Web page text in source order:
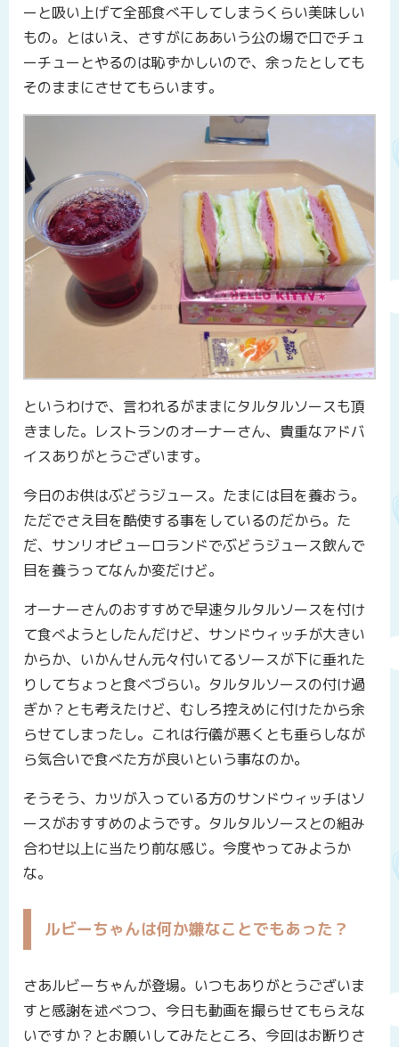
ーと吸い上げて全部食べ干してしまうくらい美味しい
もの。とはいえ、さすがにああいう公の場で口でチュ
ーチューとやるのは恥ずかしいので、余ったとしても
そのままにさせてもらいます。
というわけで、言われるがままにタルタルソースも頂
きました。レストランのオーナーさん、貴重なアドバ
イスありがとうございます。
今日のお供はぶどうジュース。たまには目を養おう。
ただでさえ目を酷使する事をしているのだから。た
だ、サンリオピューロランドでぶどうジュース飲んで
目を養うってなんか変だけど。
オーナーさんのおすすめで早速タルタルソースを付け
て食べようとしたんだけど、サンドウィッチが大きい
からか、いかんせん元々付いてるソースが下に垂れた
りしてちょっと食べづらい。タルタルソースの付け過
ぎか？とも考えたけど、むしろ控えめに付けたから余
らせてしまったし。これは行儀が悪くとも垂らしなが
ら気合いで食べた方が良いという事なのか。
そうそう、カツが入っている方のサンドウィッチはソ
ースがおすすめのようです。タルタルソースとの組み
合わせ以上に当たり前な感じ。今度やってみようか
な。
ルビーちゃんは何か嫌なことでもあった？
さあルビーちゃんが登場。いつもありがとうございま
すと感謝を述べつつ、今日も動画を撮らせてもらえな
いですか？とお願いしてみたところ、今回はお断りさ